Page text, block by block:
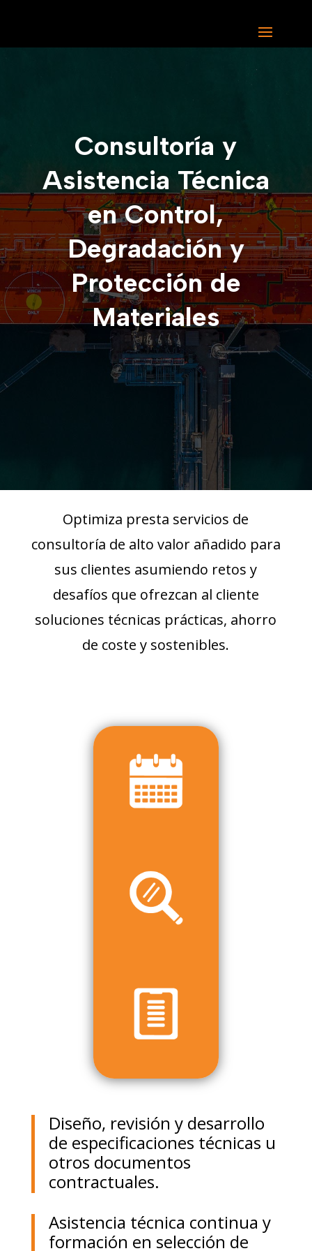
Consultoría y
Asistencia Técnica
en Control,
Degradación y
Protección de
Materiales
Optimiza presta servicios de
consultoría de alto valor añadido para
sus clientes asumiendo retos y
desafíos que ofrezcan al cliente
soluciones técnicas prácticas, ahorro
de coste y sostenibles.
Diseño, revisión y desarrollo
de especificaciones técnicas u
otros documentos
contractuales.
Asistencia técnica continua y
formación en selección de